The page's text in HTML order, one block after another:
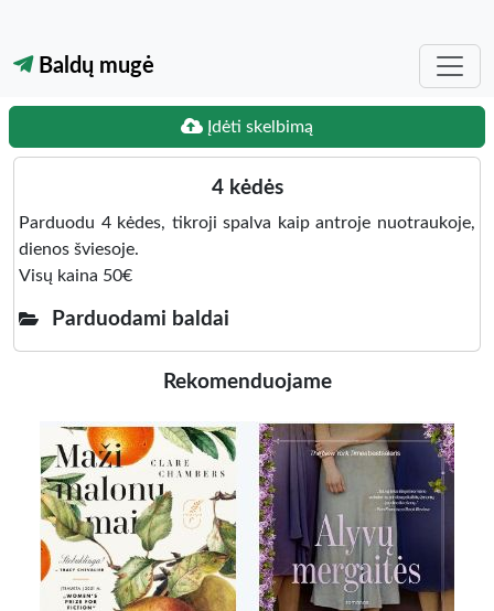
Baldų mugė
Įdėti skelbimą
4 kėdės
Parduodu 4 kėdes, tikroji spalva kaip antroje nuotraukoje,
dienos šviesoje.
Visų kaina 50€
Parduodami baldai
Rekomenduojame